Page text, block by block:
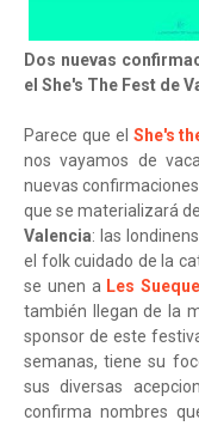
Dos nuevas
el She's The Fest de
Parece que el She's
nos vayamos de
nuevas
que se materializará del
Valencia: las
el folk cuidado de la
se unen a Les
también llegan de la
sponsor de este
semanas, tiene su
sus diversas
confirma nombres